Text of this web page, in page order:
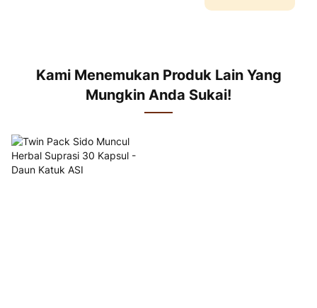
Kami Menemukan Produk Lain Yang
Mungkin Anda Sukai!